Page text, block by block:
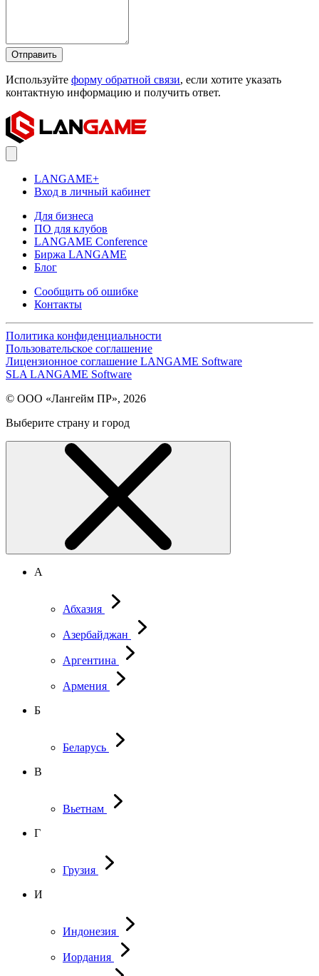
Отправить
Используйте форму обратной связи, если хотите указать
контактную информацию и получить ответ.
LANGAME+
Вход в личный кабинет
Для бизнеса
ПО для клубов
LANGAME Conference
Биржа LANGAME
Блог
Сообщить об ошибке
Контакты
Политика конфиденциальности
Пользовательское соглашение
Лицензионное соглашение LANGAME Software
SLA LANGAME Software
© ООО «Лангейм ПР», 2026
Выберите страну и город
А
Абхазия
Азербайджан
Аргентина
Армения
Б
Беларусь
В
Вьетнам
Г
Грузия
И
Индонезия
Иордания